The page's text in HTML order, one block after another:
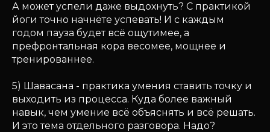
А может успели даже выдохнуть? С практикой
йоги точно начнёте успевать! И с каждым
годом пауза будет всё ощутимее, а
префронтальная кора весомее, мощнее и
тренированнее.
5) Шавасана - практика умения ставить точку и
выходить из процесса. Куда более важный
навык, чем умение всё объяснять и всё решать.
И это тема отдельного разговора. Надо?